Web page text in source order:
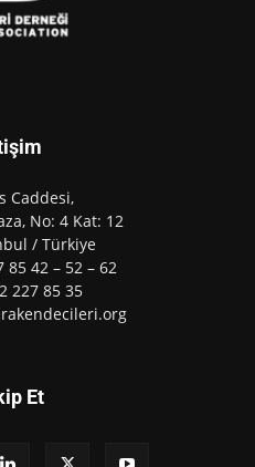
Caddesi,
No: 4 Kat: 12
/ Türkiye
85 42 – 52 – 62
227 85 35
Et